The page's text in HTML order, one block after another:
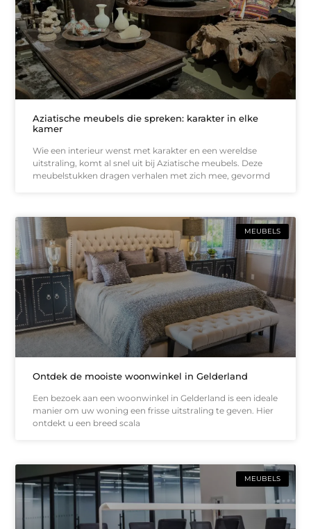
Aziatische meubels die spreken: karakter in elke
kamer
Wie een interieur wenst met karakter en een wereldse
uitstraling, komt al snel uit bij Aziatische meubels. Deze
meubelstukken dragen verhalen met zich mee, gevormd
MEUBELS
Ontdek de mooiste woonwinkel in Gelderland
Een bezoek aan een woonwinkel in Gelderland is een ideale
manier om uw woning een frisse uitstraling te geven. Hier
ontdekt u een breed scala
MEUBELS